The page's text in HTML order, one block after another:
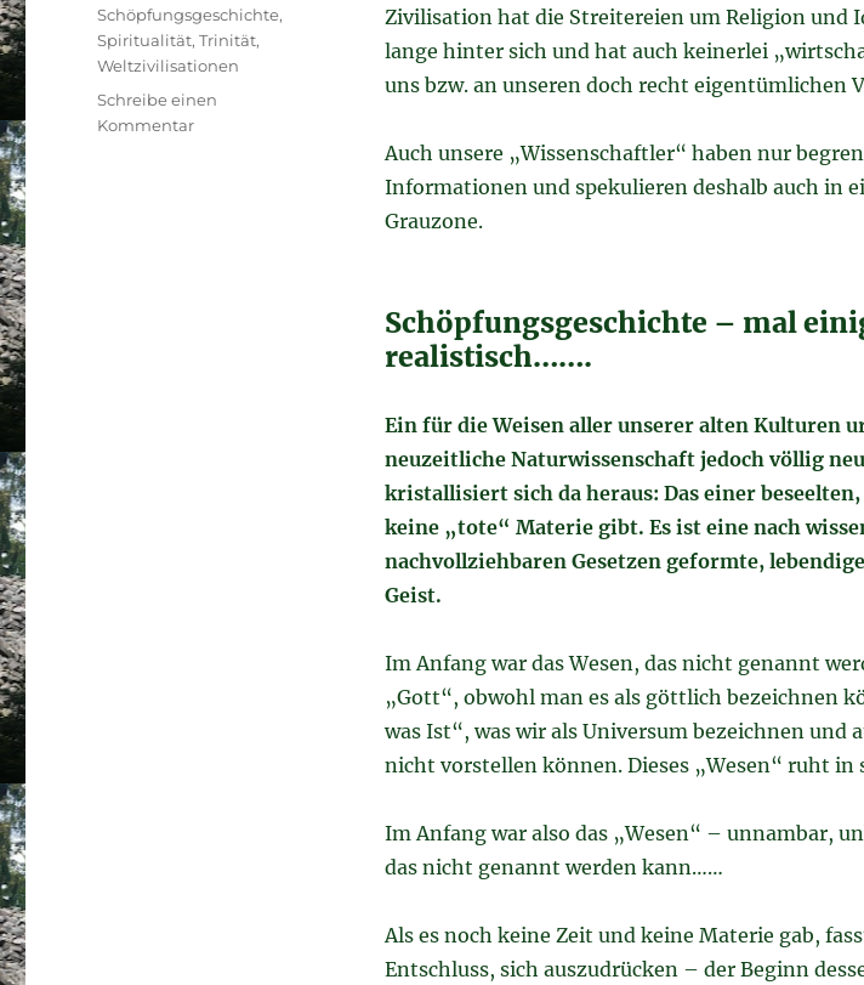
Zivilisation hat die Streitereien um Religion und
lange hinter sich und hat auch keinerlei
uns bzw. an unseren doch recht eigentümlichen
Auch unsere „Wissenschaftler“ haben nur
Informationen und spekulieren deshalb auch in
Grauzone.
Schöpfungsgeschichte – mal
realistisch…….
Ein für die Weisen aller unserer alten Kulturen
neuzeitliche Naturwissenschaft jedoch völlig
kristallisiert sich da heraus: Das einer
keine „tote“ Materie gibt. Es ist eine nach
nachvollziehbaren Gesetzen geformte,
Geist.
Im Anfang war das Wesen, das nicht genannt
„Gott“, obwohl man es als göttlich bezeichnen
was Ist“, was wir als Universum bezeichnen und
nicht vorstellen können. Dieses „Wesen“ ruht in
Im Anfang war also das „Wesen“ – unnambar,
das nicht genannt werden kann……
Als es noch keine Zeit und keine Materie gab,
Entschluss, sich auszudrücken – der Beginn
Schöpfungsgeschichte,
Spiritualität,Trinität,
Weltzivilisationen
Schreibe einen
Kommentarzu